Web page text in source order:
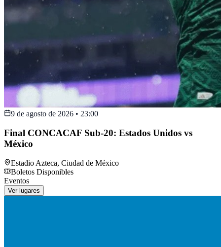
9 de agosto de 2026 • 23:00
Final CONCACAF Sub-20: Estados Unidos vs
México
Estadio Azteca, Ciudad de México
Boletos Disponibles
Eventos
Ver lugares